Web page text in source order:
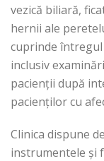
vezică biliară,
hernii ale
cuprinde întregul
inclusiv
pacienții după
pacienților cu
Clinica dispune
instrumentele și